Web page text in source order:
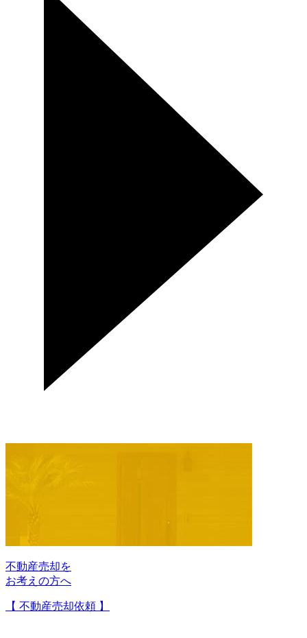
不動産売却を
お考えの方へ
【 不動産売却依頼 】